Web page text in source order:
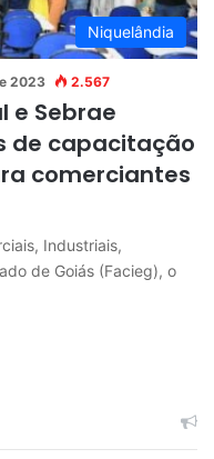
Niquelândia
2023 2.567
e Sebrae
de capacitação
comerciantes
Industriais,
de Goiás (Facieg), o